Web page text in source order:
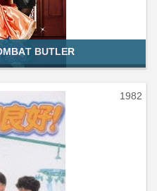
BUTLER
1982